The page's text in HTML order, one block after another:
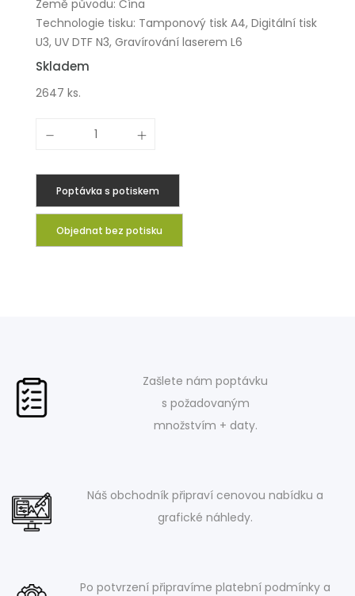
Země původu: Čína
Technologie tisku: Tamponový tisk A4, Digitální tisk
U3, UV DTF N3, Gravírování laserem L6
Skladem
2647 ks.
Poptávka s potiskem
Objednat bez potisku
Zašlete nám poptávku
s požadovaným
množstvím + daty.
Náš obchodník připraví cenovou nabídku a
grafické náhledy.
Po potvrzení připravíme platební podmínky a